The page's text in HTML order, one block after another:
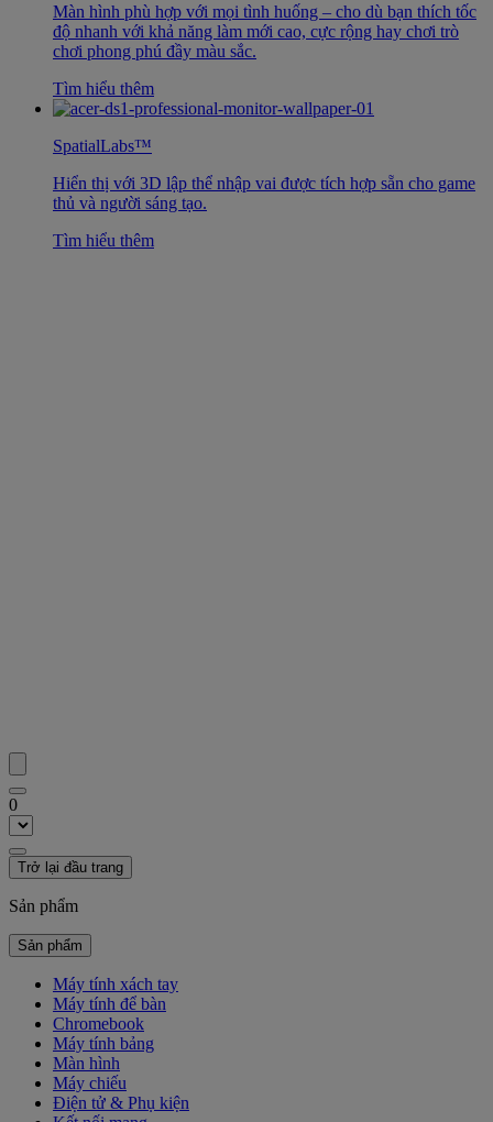
Màn hình phù hợp với mọi tình huống – cho dù bạn thích tốc
độ nhanh với khả năng làm mới cao, cực rộng hay chơi trò
chơi phong phú đầy màu sắc.
Tìm hiểu thêm
SpatialLabs™
Hiển thị với 3D lập thể nhập vai được tích hợp sẵn cho game
thủ và người sáng tạo.
Tìm hiểu thêm
0
Trở lại đầu trang
Sản phẩm
Sản phẩm
Máy tính xách tay
Máy tính để bàn
Chromebook
Máy tính bảng
Màn hình
Máy chiếu
Điện tử & Phụ kiện